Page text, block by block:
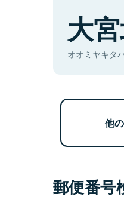
大
オオミヤキタ
他
郵便番号